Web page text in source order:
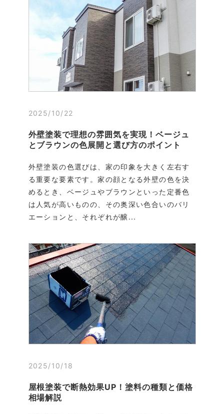
2025/10/22
外壁塗装で理想の雰囲気を実現！ベージュ
とブラウンの色展開と選び方のポイント
外壁塗装の色選びは、家の印象を大きく左右す
る重要な要素です。家の顔となる外壁の色を決
めるとき、ベージュやブラウンといった定番色
は人気が高いものの、その奥深い色合いのバリ
エーションと、それぞれが醸...
2025/10/18
屋根塗装で断熱効果UP！塗料の種類と価格
相場解説